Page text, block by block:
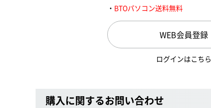
BTOパソコン送料無料
WEB会員登録
ログインはこちら
購入に関するお問い合わせ